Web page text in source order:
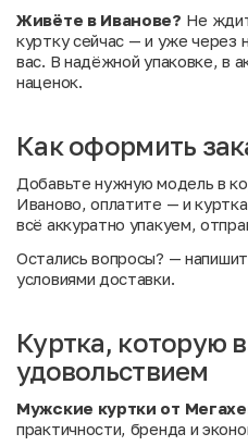
Живёте в Иванове? Не
куртку сейчас — и уже через
вас. В надёжной упаковке, в
наценок.
Как оформить
Добавьте нужную модель в
Иваново, оплатите — и
всё аккуратно упакуем,
Остались вопросы? —
условиями доставки.
Куртка, которую
удовольствием
Мужские куртки от
практичности, бренда и